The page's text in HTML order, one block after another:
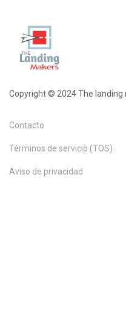
Copyright © 2024 The landing
Contacto
Términos de servicio (TOS)
Aviso de privacidad